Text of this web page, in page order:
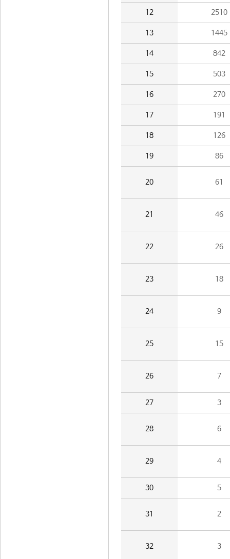
12 2510
13 1445
14 842
15 503
16 270
17 191
18 126
19 86
20 61
21 46
22 26
23 18
24 9
25 15
26 7
27 3
28 6
29 4
30 5
31 2
32 3